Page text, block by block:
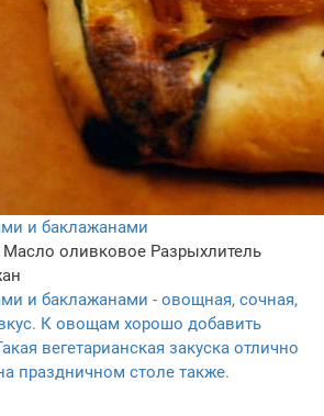
и баклажанами
Масло оливковое Разрыхлитель
и баклажанами - овощная, сочная,
К овощам хорошо добавить
вегетарианская закуска отлично
праздничном столе также.